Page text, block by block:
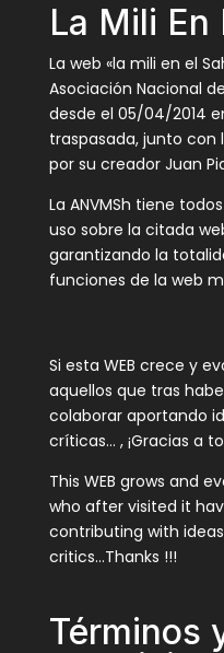
La Mili En
La web «la mili en el
Asociación Nacional
desde el 05/04/2014
traspasada, junto con
por su creador Juan
La ANVMSh tiene
uso sobre la citada
garantizando la
funciones de la web
Si esta WEB crece y
aquellos que tras
colaborar aportando
críticas… , ¡Gracias a
This WEB grows and
who after visited it
contributing with
critics…Thanks !!!
Términos